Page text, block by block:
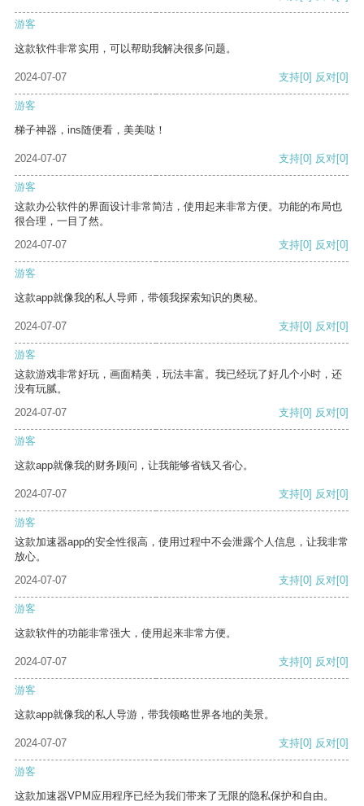
游客
这款软件非常实用，可以帮助我解决很多问题。
2024-07-07 支持[0] 反对[0]
游客
梯子神器，ins随便看，美美哒！
2024-07-07 支持[0] 反对[0]
游客
这款办公软件的界面设计非常简洁，使用起来非常方便。功能的布局也
很合理，一目了然。
2024-07-07
支持[0] 反对[0]
游客
这款app就像我的私人导师，带领我探索知识的奥秘。
2024-07-07 支持[0] 反对[0]
游客
这款游戏非常好玩，画面精美，玩法丰富。我已经玩了好几个小时，还
没有玩腻。
2024-07-07
支持[0] 反对[0]
游客
这款app就像我的财务顾问，让我能够省钱又省心。
2024-07-07 支持[0] 反对[0]
游客
这款加速器app的安全性很高，使用过程中不会泄露个人信息，让我非常
放心。
2024-07-07
支持[0] 反对[0]
游客
这款软件的功能非常强大，使用起来非常方便。
2024-07-07 支持[0] 反对[0]
游客
这款app就像我的私人导游，带我领略世界各地的美景。
2024-07-07 支持[0] 反对[0]
游客
这款加速器VPM应用程序已经为我们带来了无限的隐私保护和自由。